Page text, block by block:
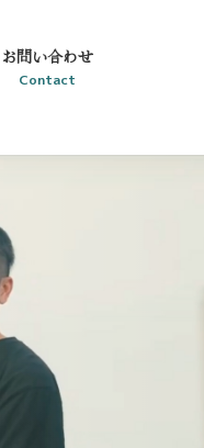
お問い合わせ
Contact